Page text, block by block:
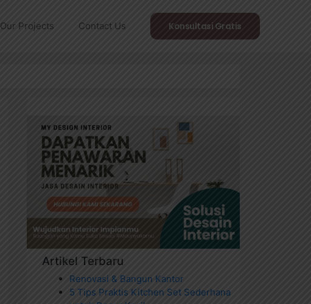
Our Projects Contact Us Konsultasi Gratis
Artikel Terbaru
Renovasi & Bangun Kantor
5 Tips Praktis Kitchen Set Sederhana